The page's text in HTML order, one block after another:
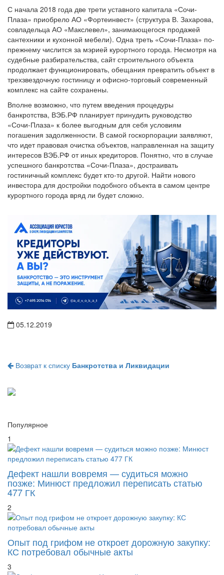
С начала 2018 года две трети уставного капитала «Сочи-
Плаза» приобрело АО «Фортеинвест» (структура В. Захарова,
совладельца АО «Макслевел», занимающегося продажей
сантехники и кухонной мебели). Одна треть «Сочи-Плаза» по-
прежнему числится за мэрией курортного города. Несмотря на
судебные разбирательства, сайт строительного объекта
продолжает функционировать, обещания превратить объект в
трехзвездочную гостиницу и офисно-торговый современный
комплекс на сайте сохранены.
Вполне возможно, что путем введения процедуры
банкротства, ВЭБ.РФ планирует принудить руководство
«Сочи-Плаза» к более выгодным для себя условиям
погашения задолженности. В самой госкорпорации заявляют,
что идет правовая очистка объектов, направленная на защиту
интересов ВЭБ.РФ от иных кредиторов. Понятно, что в случае
успешного банкротства «Сочи-Плаза», достраивать
гостиничный комплекс будет кто-то другой. Найти нового
инвестора для достройки подобного объекта в самом центре
курортного города вряд ли будет сложно.
05.12.2019
Возврат к списку Банкротства и Ликвидации
Популярное
1
Дефект нашли вовремя — судиться можно
позже: Минюст предложил переписать статью
477 ГК
2
Опыт под грифом не откроет дорожную закупку:
КС потребовал обычные акты
3